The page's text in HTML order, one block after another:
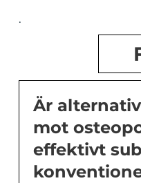
.
Är
mot
effektivt